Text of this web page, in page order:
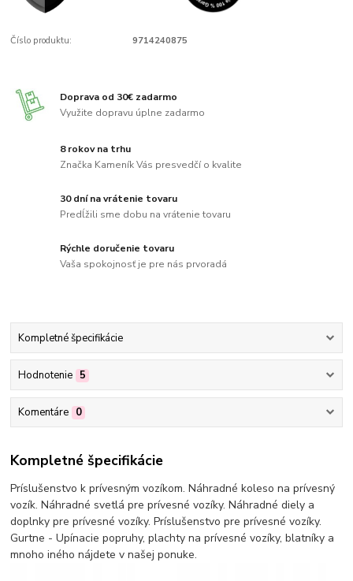
Číslo produktu: 9714240875
Doprava od 30€ zadarmo
Využite dopravu úplne zadarmo
8 rokov na trhu
Značka Kameník Vás presvedčí o kvalite
30 dní na vrátenie tovaru
Predĺžili sme dobu na vrátenie tovaru
Rýchle doručenie tovaru
Vaša spokojnosť je pre nás prvoradá
Kompletné špecifikácie
Hodnotenie 5
Komentáre 0
Kompletné špecifikácie
Príslušenstvo k prívesným vozíkom. Náhradné koleso na prívesný
vozík. Náhradné svetlá pre prívesné vozíky. Náhradné diely a
doplnky pre prívesné vozíky. Príslušenstvo pre prívesné vozíky.
Gurtne - Upínacie popruhy, plachty na prívesné vozíky, blatníky a
mnoho iného nájdete v našej ponuke.